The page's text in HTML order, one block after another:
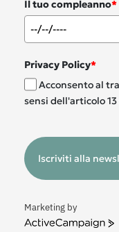
Il tuo compleanno*
Privacy Policy*
Acconsento al
sensi dell'articolo
Iscriviti alla
Marketing by
ActiveCampaign